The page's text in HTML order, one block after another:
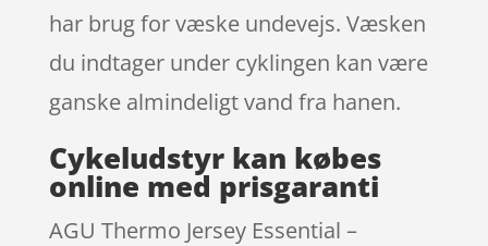
har brug for væske undevejs. Væsken
du indtager under cyklingen kan være
ganske almindeligt vand fra hanen.
Cykeludstyr kan købes
online med prisgaranti
AGU Thermo Jersey Essential –